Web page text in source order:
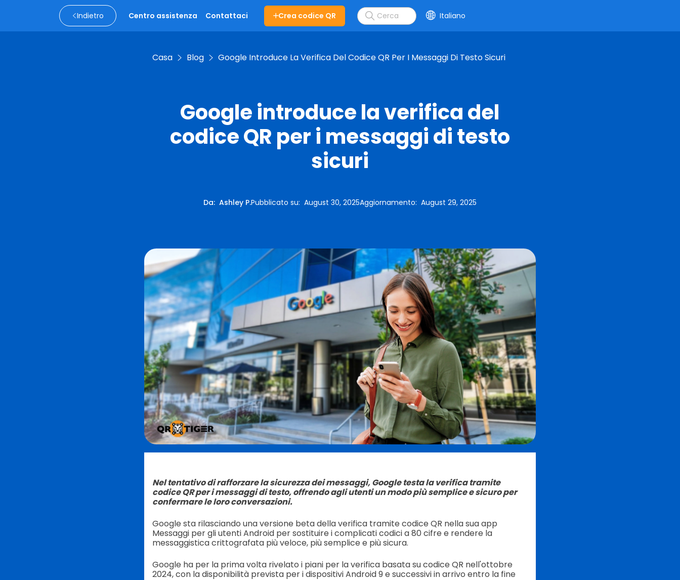
Indietro Centro assistenza Contattaci Crea codice QR Italiano
Casa Blog Google Introduce La Verifica Del Codice QR Per I Messaggi Di Testo Sicuri
Google introduce la verifica del
codice QR per i messaggi di testo
sicuri
Da: Ashley P.Pubblicato su: August 30, 2025Aggiornamento: August 29, 2025
Nel tentativo di rafforzare la sicurezza dei messaggi, Google testa la verifica tramite
codice QR per i messaggi di testo, offrendo agli utenti un modo più semplice e sicuro per
confermare le loro conversazioni.
Google sta rilasciando una versione beta della verifica tramite codice QR nella sua app
Messaggi per gli utenti Android per sostituire i complicati codici a 80 cifre e rendere la
messaggistica crittografata più veloce, più semplice e più sicura.
Google ha per la prima volta rivelato i piani per la verifica basata su codice QR nell'ottobre
2024, con la disponibilità prevista per i dispositivi Android 9 e successivi in arrivo entro la fine